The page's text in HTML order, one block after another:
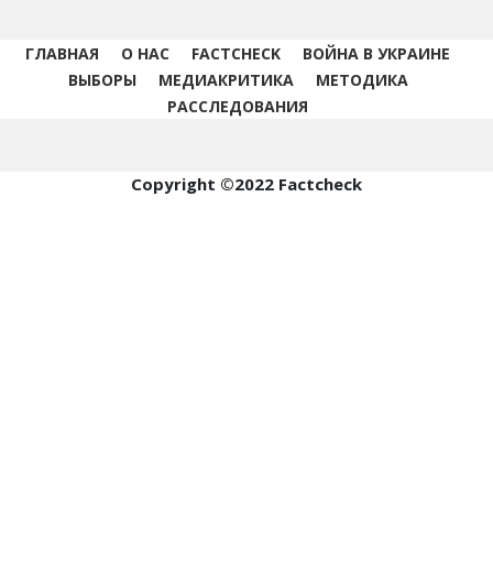
ГЛАВНАЯ О НАС FACTCHECK
ВОЙНА В УКРАИНЕ
ВЫБОРЫ
МЕДИАКРИТИКА
МЕТОДИКА
РАССЛЕДОВАНИЯ
Copyright ©2022 Factcheck